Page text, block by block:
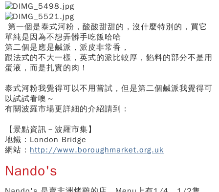
第一個是泰式河粉，酸酸甜甜的，沒什麼特別的，買它
單純是因為不想弄髒手吃飯哈哈
第二個是應是鹹派，派皮非常香，
跟法式的不大一樣，英式的派比較厚，餡料的部分不是用
蛋液，而是扎實的肉！
泰式河粉我覺得可以不用嘗試，但是第二個鹹派我覺得可
以試試看噢～
有關波羅市場更詳細的介紹請到：
【景點資訊－波羅市集】
地鐵：London Bridge
網站： http://www.boroughmarket.org.uk
Nando's